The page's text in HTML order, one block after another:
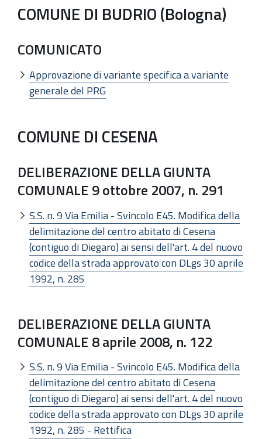
COMUNE DI BUDRIO (Bologna)
COMUNICATO
Approvazione di variante specifica a variante
generale del PRG
COMUNE DI CESENA
DELIBERAZIONE DELLA GIUNTA
COMUNALE 9 ottobre 2007, n. 291
S.S. n. 9 Via Emilia - Svincolo E45. Modifica della
delimitazione del centro abitato di Cesena
(contiguo di Diegaro) ai sensi dell'art. 4 del nuovo
codice della strada approvato con DLgs 30 aprile
1992, n. 285
DELIBERAZIONE DELLA GIUNTA
COMUNALE 8 aprile 2008, n. 122
S.S. n. 9 Via Emilia - Svincolo E45. Modifica della
delimitazione del centro abitato di Cesena
(contiguo di Diegaro) ai sensi dell'art. 4 del nuovo
codice della strada approvato con DLgs 30 aprile
1992, n. 285 - Rettifica